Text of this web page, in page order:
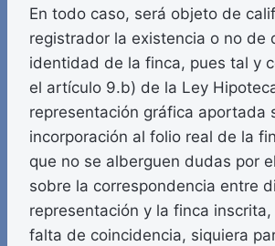
En todo caso, será objeto de
registrador la existencia o no de
identidad de la finca, pues tal y
el artículo 9.b) de la Ley
representación gráfica aportada
incorporación al folio real de la
que no se alberguen dudas por
sobre la correspondencia entre
representación y la finca
falta de coincidencia, siquiera